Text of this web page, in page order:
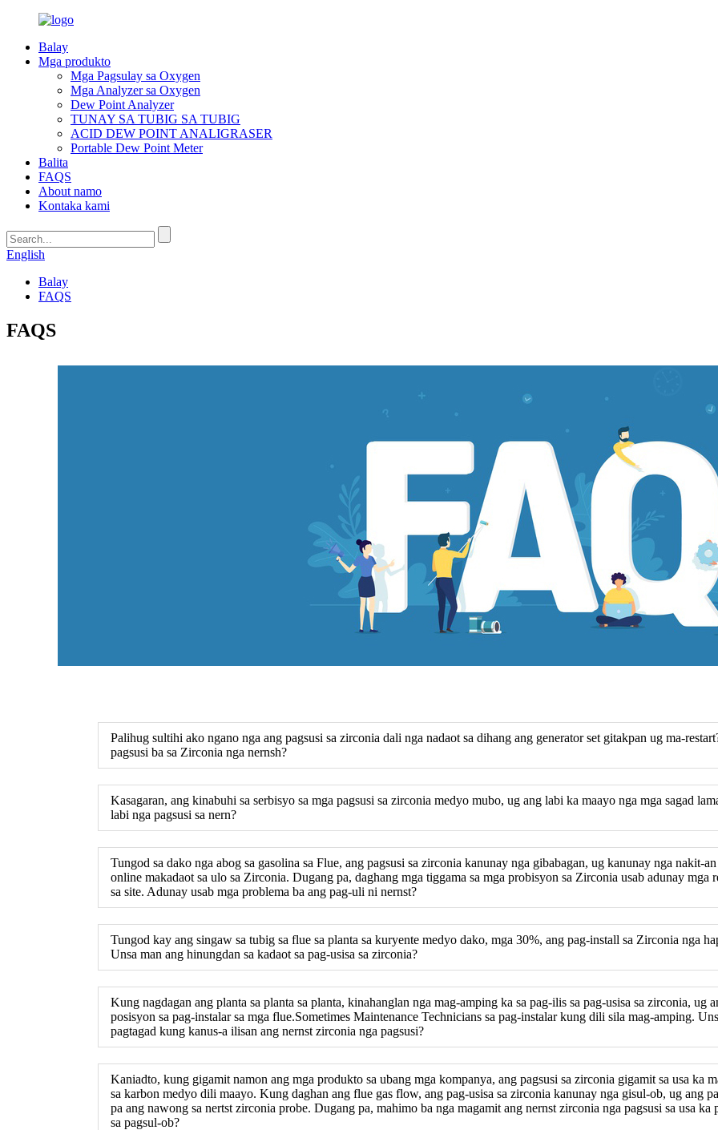
Balay
Mga produkto
Mga Pagsulay sa Oxygen
Mga Analyzer sa Oxygen
Dew Point Analyzer
TUNAY SA TUBIG SA TUBIG
ACID DEW POINT ANALIGRASER
Portable Dew Point Meter
Balita
FAQS
About namo
Kontaka kami
English
Balay
FAQS
FAQS
Palihug sultihi ako ngano nga ang pagsusi sa zirconia dali nga nadaot sa dihang ang generator set gitakpan ug ma-
pagsusi ba sa Zirconia nga nernsh?
Kasagaran, ang kinabuhi sa serbisyo sa mga pagsusi sa zirconia medyo mubo, ug ang labi ka maayo nga mga sagad
labi nga pagsusi sa nern?
Tungod sa dako nga abog sa gasolina sa Flue, ang pagsusi sa zirconia kanunay nga gibabagan, ug kanunay nga nakit-
online makadaot sa ulo sa Zirconia. Dugang pa, daghang mga tiggama sa mga probisyon sa Zirconia usab adunay mga
sa site. Adunay usab mga problema ba ang pag-uli ni nernst?
Tungod kay ang singaw sa tubig sa flue sa planta sa kuryente medyo dako, mga 30%, ang pag-install sa Zirconia nga
Unsa man ang hinungdan sa kadaot sa pag-usisa sa zirconia?
Kung nagdagan ang planta sa planta sa planta, kinahanglan nga mag-amping ka sa pag-ilis sa pag-usisa sa zirconia, ug
posisyon sa pag-instalar sa mga flue.Sometimes Maintenance Technicians sa pag-instalar kung dili sila mag-amping.
pagtagad kung kanus-a ilisan ang nernst zirconia nga pagsusi?
Kaniadto, kung gigamit namon ang mga produkto sa ubang mga kompanya, ang pagsusi sa zirconia gigamit sa usa ka
sa karbon medyo dili maayo. Kung daghan ang flue gas flow, ang pag-usisa sa zirconia kanunay nga gisul-ob, ug ang
pa ang nawong sa nertst zirconia probe. Dugang pa, mahimo ba nga magamit ang nernst zirconia nga pagsusi sa usa ka
sa pagsul-ob?